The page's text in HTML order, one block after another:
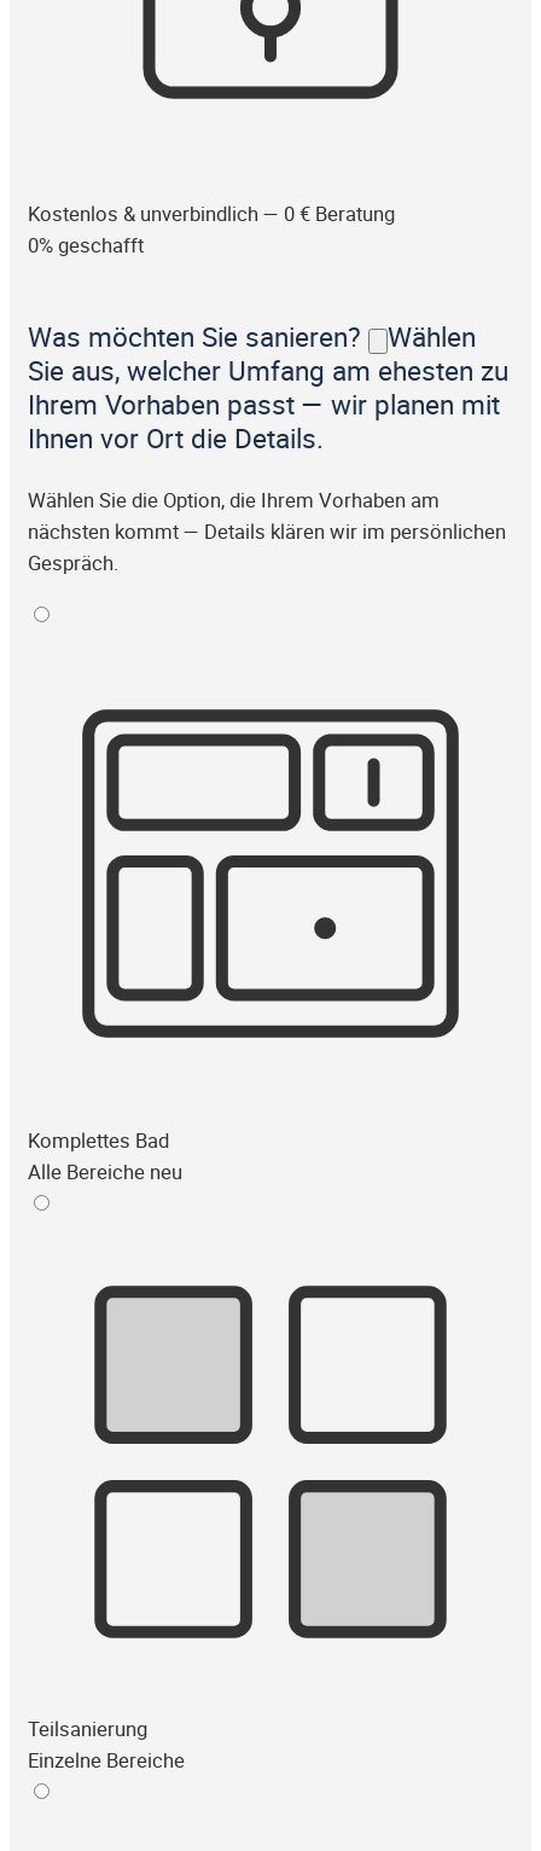
Kostenlos & unverbindlich — 0 € Beratung
0% geschafft
Was möchten Sie sanieren?
Wählen
Sie aus, welcher Umfang am ehesten zu
Ihrem Vorhaben passt — wir planen mit
Ihnen vor Ort die Details.
Wählen Sie die Option, die Ihrem Vorhaben am
nächsten kommt — Details klären wir im persönlichen
Gespräch.
Komplettes Bad
Alle Bereiche neu
Teilsanierung
Einzelne Bereiche